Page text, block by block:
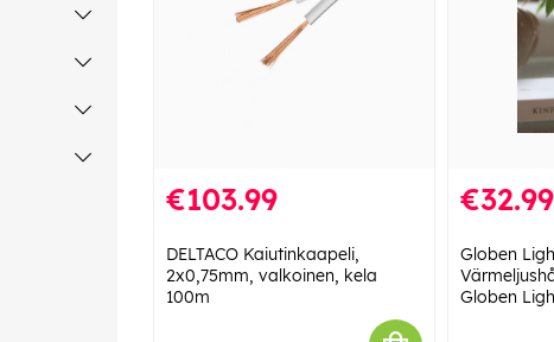
€103.99
DELTACO Kaiutinkaapeli,
2x0,75mm, valkoinen, kela
100m
€32.99
Globen
Globen